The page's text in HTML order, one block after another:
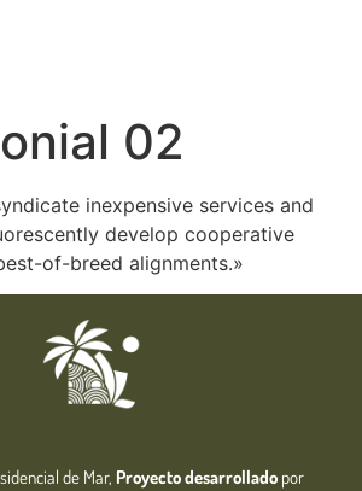
02
inexpensive services and
develop cooperative
of-breed alignments.»
de Mar, Proyecto desarrollado por